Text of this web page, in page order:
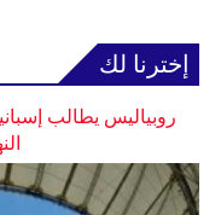
إخترنا لك
روبياليس يطالب